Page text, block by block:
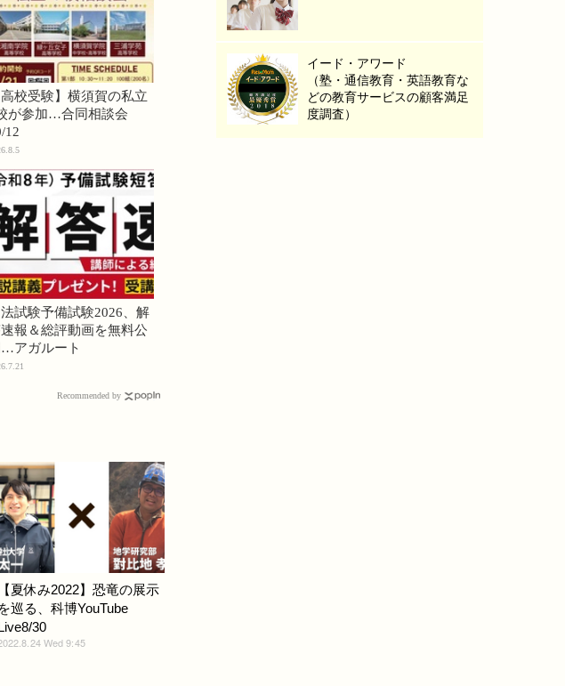
高校受験】横須賀の私立
が参加…合同相談会
12
試験予備試験2026、解
報＆総評動画を無料公
…アガルート
Recommended by
【夏休み2022】恐竜の展示
を巡る、科博YouTube
30
Wed 9:45
イード・アワード
（塾・通信教育・英語教育な
どの教育サービスの顧客満足
度調査）